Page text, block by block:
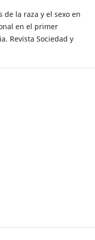
de la raza y el sexo en
en el primer
Revista Sociedad y